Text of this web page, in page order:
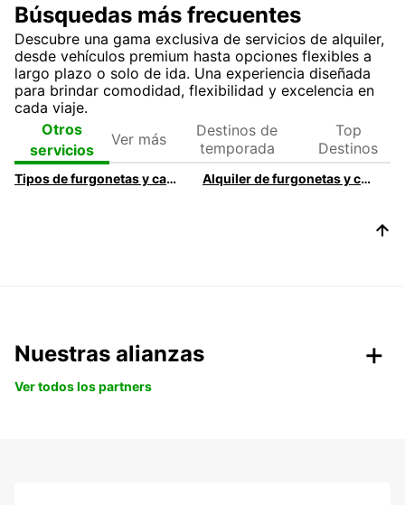
Búsquedas más frecuentes
Descubre una gama exclusiva de servicios de alquiler,
desde vehículos premium hasta opciones flexibles a
largo plazo o solo de ida. Una experiencia diseñada
para brindar comodidad, flexibilidad y excelencia en
cada viaje.
Otros
servicios
más
Destinos de
temporada
Top
Destinos
Tipos de furgonetas y camiones de alquiler Alquiler de furgonetas y camiones por tamaño | Europcar
Nuestras alianzas
Ver todos los partners